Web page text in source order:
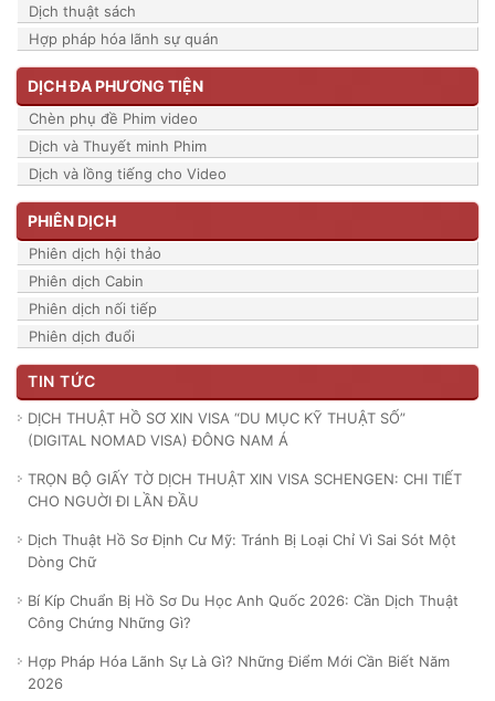
Dịch thuật sách
Hợp pháp hóa lãnh sự quán
DỊCH ĐA PHƯƠNG TIỆN
Chèn phụ đề Phim video
Dịch và Thuyết minh Phim
Dịch và lồng tiếng cho Video
PHIÊN DỊCH
Phiên dịch hội thảo
Phiên dịch Cabin
Phiên dịch nối tiếp
Phiên dịch đuổi
TIN TỨC
DỊCH THUẬT HỒ SƠ XIN VISA “DU MỤC KỸ THUẬT SỐ”
(DIGITAL NOMAD VISA) ĐÔNG NAM Á
TRỌN BỘ GIẤY TỜ DỊCH THUẬT XIN VISA SCHENGEN: CHI TIẾT
CHO NGUỜI ĐI LẦN ĐẦU
Dịch Thuật Hồ Sơ Định Cư Mỹ: Tránh Bị Loại Chỉ Vì Sai Sót Một
Dòng Chữ
Bí Kíp Chuẩn Bị Hồ Sơ Du Học Anh Quốc 2026: Cần Dịch Thuật
Công Chứng Những Gì?
Hợp Pháp Hóa Lãnh Sự Là Gì? Những Điểm Mới Cần Biết Năm
2026